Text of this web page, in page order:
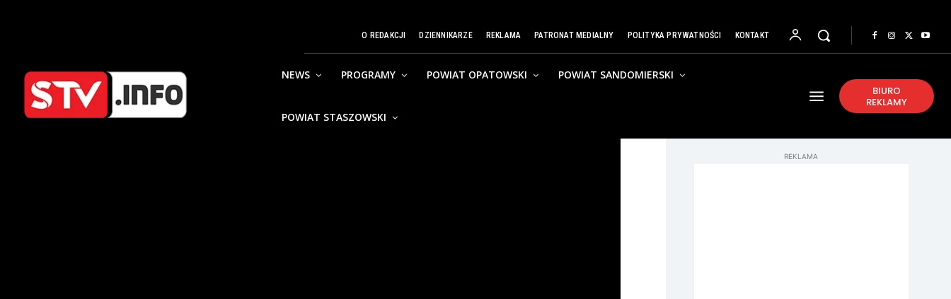
O REDAKCJI DZIENNIKARZE REKLAMA PATRONAT MEDIALNY POLITYKA PRYWATNOŚCI KONTAKT
NEWS PROGRAMY POWIAT OPATOWSKI POWIAT SANDOMIERSKI
POWIAT STASZOWSKI
BIURO
REKLAMY
REKLAMA